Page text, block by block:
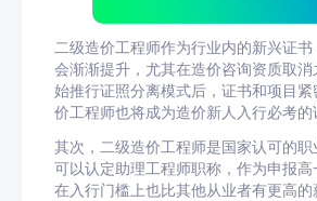
二级造价工程师作为行业内的新兴证
会渐渐提升，尤其在造价咨询资质取
始推行证照分离模式后，证书和项目紧
价工程师也将成为造价新人入行必考的
其次，二级造价工程师是国家认可的
可以认定助理工程师职称，作为申报高
在入行门槛上也比其他从业者有更高的